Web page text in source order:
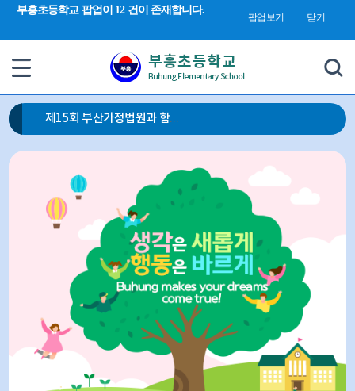
부흥초등학교 팝업이 12 건이 존재합니다.
팝업보기 닫기
합
제15회 부산가정법원과 함께하는‘가족사랑’그림 공모전 개최 안내